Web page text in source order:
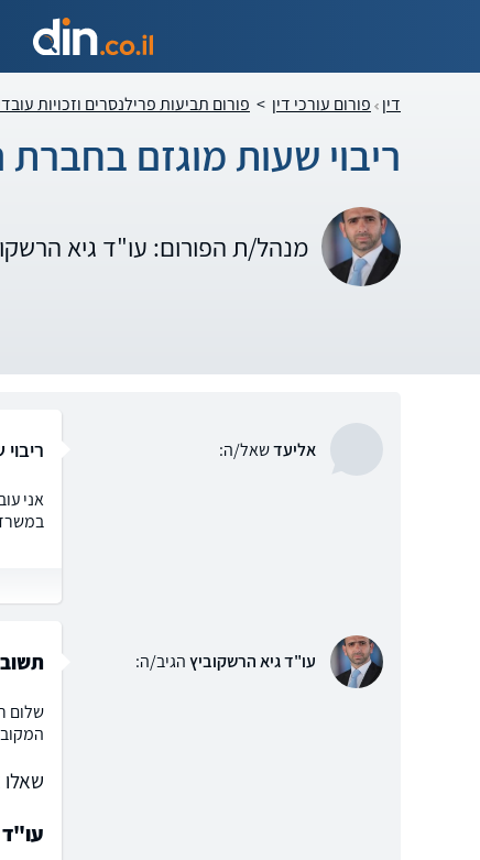
דין פורום עורכי דין > פורום תביעות פרילנסרים וזכויות
ריבוי שעות מוגזם בחברת
מנהל/ת הפורום: עו"ד גיא
אליעדשאל/ה:
עו"ד גיא הרשקוביץהגיב/ה: